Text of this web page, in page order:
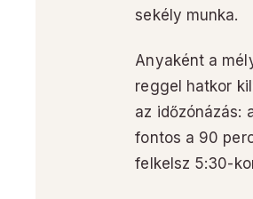
sekély munka.
Anyaként a
reggel hatkor
az időzónázás:
fontos a 90
felkelsz 5:30-